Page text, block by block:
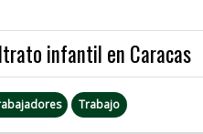
infantil en Caracas
Trabajo